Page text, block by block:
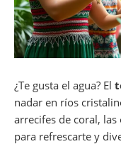
¿Te gusta el agua? El
nadar en ríos
arrecifes de coral,
para refrescarte y